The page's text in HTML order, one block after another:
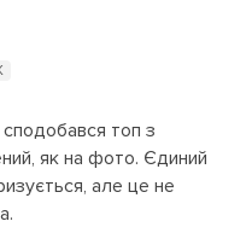
топ з
як на фото. Єдиний
але це не